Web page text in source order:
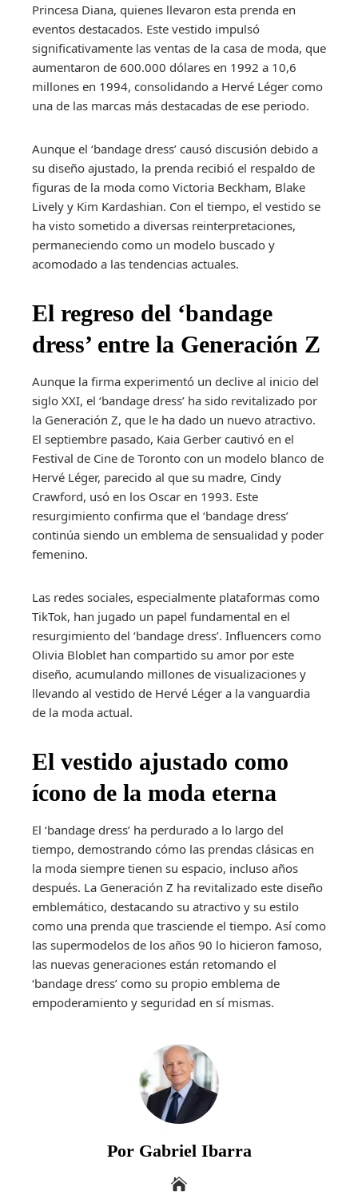
Princesa Diana, quienes llevaron esta prenda en
eventos destacados. Este vestido impulsó
significativamente las ventas de la casa de moda, que
aumentaron de 600.000 dólares en 1992 a 10,6
millones en 1994, consolidando a Hervé Léger como
una de las marcas más destacadas de ese periodo.
Aunque el ‘bandage dress’ causó discusión debido a
su diseño ajustado, la prenda recibió el respaldo de
figuras de la moda como Victoria Beckham, Blake
Lively y Kim Kardashian. Con el tiempo, el vestido se
ha visto sometido a diversas reinterpretaciones,
permaneciendo como un modelo buscado y
acomodado a las tendencias actuales.
El regreso del ‘bandage
dress’ entre la Generación Z
Aunque la firma experimentó un declive al inicio del
siglo XXI, el ‘bandage dress’ ha sido revitalizado por
la Generación Z, que le ha dado un nuevo atractivo.
El septiembre pasado, Kaia Gerber cautivó en el
Festival de Cine de Toronto con un modelo blanco de
Hervé Léger, parecido al que su madre, Cindy
Crawford, usó en los Oscar en 1993. Este
resurgimiento confirma que el ‘bandage dress’
continúa siendo un emblema de sensualidad y poder
femenino.
Las redes sociales, especialmente plataformas como
TikTok, han jugado un papel fundamental en el
resurgimiento del ‘bandage dress’. Influencers como
Olivia Bloblet han compartido su amor por este
diseño, acumulando millones de visualizaciones y
llevando al vestido de Hervé Léger a la vanguardia
de la moda actual.
El vestido ajustado como
ícono de la moda eterna
El ‘bandage dress’ ha perdurado a lo largo del
tiempo, demostrando cómo las prendas clásicas en
la moda siempre tienen su espacio, incluso años
después. La Generación Z ha revitalizado este diseño
emblemático, destacando su atractivo y su estilo
como una prenda que trasciende el tiempo. Así como
las supermodelos de los años 90 lo hicieron famoso,
las nuevas generaciones están retomando el
‘bandage dress’ como su propio emblema de
empoderamiento y seguridad en sí mismas.
Por Gabriel Ibarra